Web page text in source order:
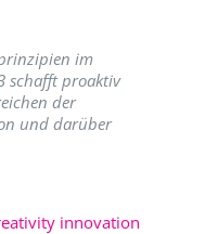
im
schafft proaktiv
der
und darüber
innovation